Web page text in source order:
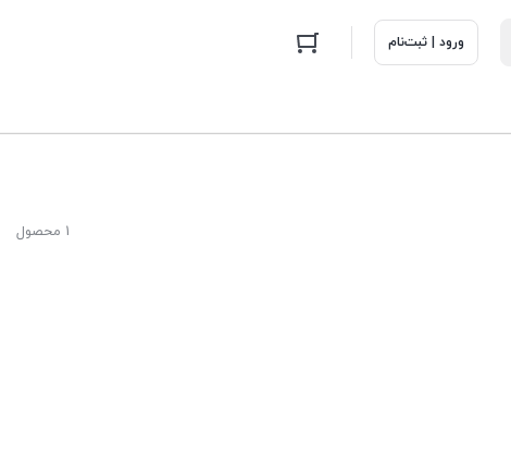
ورود | ثبت‌نام
1 محصول